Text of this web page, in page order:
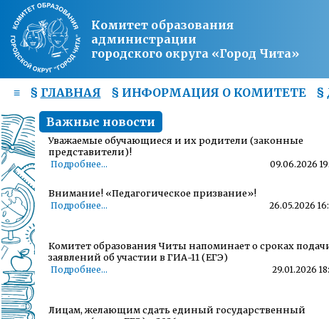
Комитет образования
администрации
городского округа «Город Чита»
≡ § ГЛАВНАЯ § ИНФОРМАЦИЯ О КОМИТЕТЕ §
Важные новости
Уважаемые обучающиеся и их родители (законные
представители)!
Подробнее... 09.06.2026
Внимание! «Педагогическое призвание»!
Подробнее... 26.05.2026
Комитет образования Читы напоминает о сроках
заявлений об участии в ГИА-11 (ЕГЭ)
Подробнее... 29.01.2026
Лицам, желающим сдать единый государственный